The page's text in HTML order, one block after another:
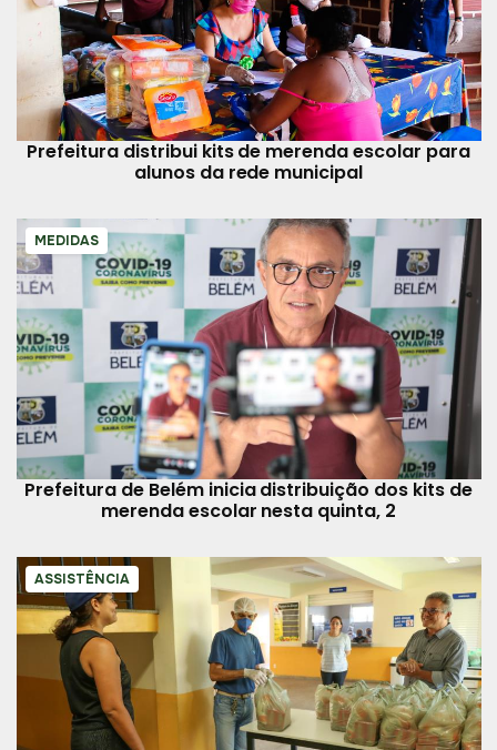
Prefeitura distribui kits de merenda escolar para
alunos da rede municipal
MEDIDAS
Prefeitura de Belém inicia distribuição dos kits de
merenda escolar nesta quinta, 2
ASSISTÊNCIA